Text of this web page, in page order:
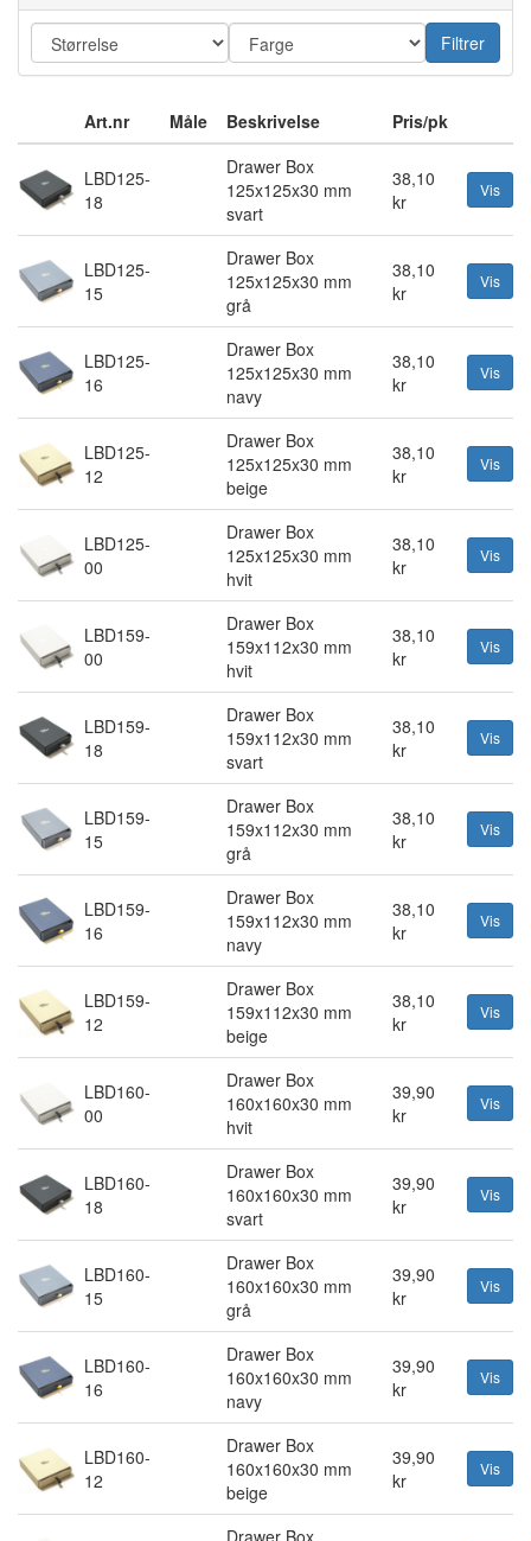
Filtrer
Art.nr Måle Beskrivelse Pris/pk
LBD125-
18
Drawer Box
125x125x30 mm
svart
38,10
kr
Vis
LBD125-
15
Drawer Box
125x125x30 mm
grå
38,10
kr
Vis
LBD125-
16
Drawer Box
125x125x30 mm
navy
38,10
kr
Vis
LBD125-
12
Drawer Box
125x125x30 mm
beige
38,10
kr
Vis
LBD125-
00
Drawer Box
125x125x30 mm
hvit
38,10
kr
Vis
LBD159-
00
Drawer Box
159x112x30 mm
hvit
38,10
kr
Vis
LBD159-
18
Drawer Box
159x112x30 mm
svart
38,10
kr
Vis
LBD159-
15
Drawer Box
159x112x30 mm
grå
38,10
kr
Vis
LBD159-
16
Drawer Box
159x112x30 mm
navy
38,10
kr
Vis
LBD159-
12
Drawer Box
159x112x30 mm
beige
38,10
kr
Vis
LBD160-
00
Drawer Box
160x160x30 mm
hvit
39,90
kr
Vis
LBD160-
18
Drawer Box
160x160x30 mm
svart
39,90
kr
Vis
LBD160-
15
Drawer Box
160x160x30 mm
grå
39,90
kr
Vis
LBD160-
16
Drawer Box
160x160x30 mm
navy
39,90
kr
Vis
LBD160-
12
Drawer Box
160x160x30 mm
beige
39,90
kr
Vis